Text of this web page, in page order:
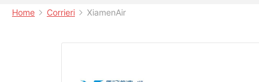
Home Corrieri XiamenAir